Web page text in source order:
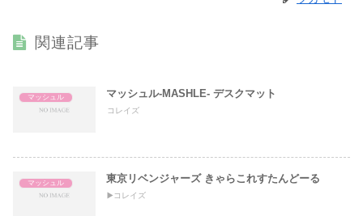
関連記事
マッシュル マッシュル-MASHLE- デスクマット
コレイズ
マッシュル 東京リベンジャーズ きゃらこれすたんどーる
▶️コレイズ